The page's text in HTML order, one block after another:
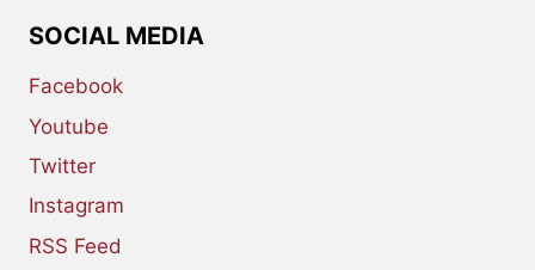
SOCIAL MEDIA
Facebook
Youtube
Twitter
Instagram
RSS Feed